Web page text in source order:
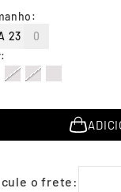
:
:
23
0